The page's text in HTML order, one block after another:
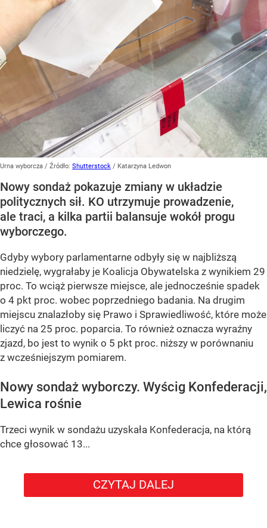
Urna wyborcza / Źródło: Shutterstock / Katarzyna Ledwon
Nowy sondaż pokazuje zmiany w układzie
politycznych sił. KO utrzymuje prowadzenie,
ale traci, a kilka partii balansuje wokół progu
wyborczego.
Gdyby wybory parlamentarne odbyły się w najbliższą
niedzielę, wygrałaby je Koalicja Obywatelska z wynikiem 29
proc. To wciąż pierwsze miejsce, ale jednocześnie spadek
o 4 pkt proc. wobec poprzedniego badania. Na drugim
miejscu znalazłoby się Prawo i Sprawiedliwość, które może
liczyć na 25 proc. poparcia. To również oznacza wyraźny
zjazd, bo jest to wynik o 5 pkt proc. niższy w porównaniu
z wcześniejszym pomiarem.
Nowy sondaż wyborczy. Wyścig Konfederacji,
Lewica rośnie
Trzeci wynik w sondażu uzyskała Konfederacja, na którą
chce głosować 13...
CZYTAJ DALEJ